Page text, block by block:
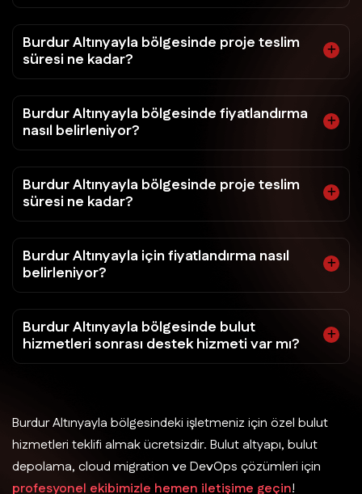
Burdur Altınyayla bölgesinde proje teslim
süresi ne kadar?
Burdur Altınyayla bölgesinde fiyatlandırma
nasıl belirleniyor?
Burdur Altınyayla bölgesinde proje teslim
süresi ne kadar?
Burdur Altınyayla için fiyatlandırma nasıl
belirleniyor?
Burdur Altınyayla bölgesinde bulut
hizmetleri sonrası destek hizmeti var mı?
Burdur Altınyayla bölgesindeki işletmeniz için özel bulut
hizmetleri teklifi almak ücretsizdir. Bulut altyapı, bulut
depolama, cloud migration ve DevOps çözümleri için
profesyonel ekibimizle hemen iletişime geçin!